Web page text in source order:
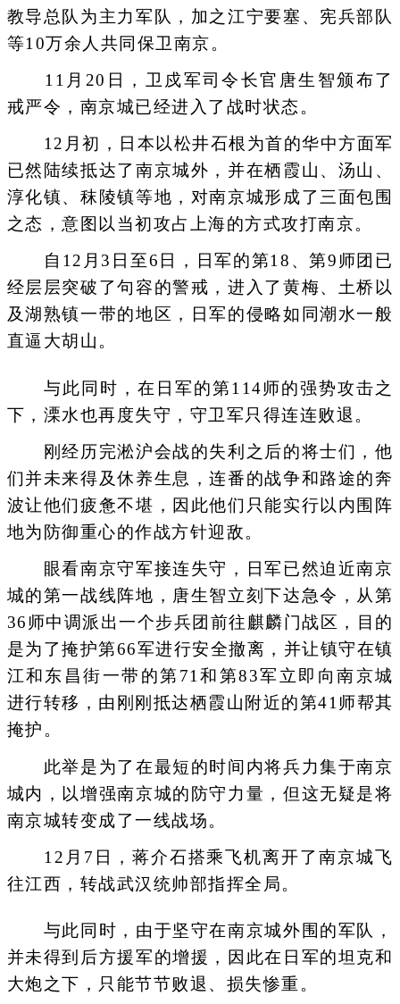
教导总队为主力军队，加之江宁要塞、宪兵部队
等10万余人共同保卫南京。
11月20日，卫戍军司令长官唐生智颁布了
戒严令，南京城已经进入了战时状态。
12月初，日本以松井石根为首的华中方面军
已然陆续抵达了南京城外，并在栖霞山、汤山、
淳化镇、秣陵镇等地，对南京城形成了三面包围
之态，意图以当初攻占上海的方式攻打南京。
自12月3日至6日，日军的第18、第9师团已
经层层突破了句容的警戒，进入了黄梅、土桥以
及湖熟镇一带的地区，日军的侵略如同潮水一般
直逼大胡山。
与此同时，在日军的第114师的强势攻击之
下，溧水也再度失守，守卫军只得连连败退。
刚经历完淞沪会战的失利之后的将士们，他
们并未来得及休养生息，连番的战争和路途的奔
波让他们疲惫不堪，因此他们只能实行以内围阵
地为防御重心的作战方针迎敌。
眼看南京守军接连失守，日军已然迫近南京
城的第一战线阵地，唐生智立刻下达急令，从第
36师中调派出一个步兵团前往麒麟门战区，目的
是为了掩护第66军进行安全撤离，并让镇守在镇
江和东昌街一带的第71和第83军立即向南京城
进行转移，由刚刚抵达栖霞山附近的第41师帮其
掩护。
此举是为了在最短的时间内将兵力集于南京
城内，以增强南京城的防守力量，但这无疑是将
南京城转变成了一线战场。
12月7日，蒋介石搭乘飞机离开了南京城飞
往江西，转战武汉统帅部指挥全局。
与此同时，由于坚守在南京城外围的军队，
并未得到后方援军的增援，因此在日军的坦克和
大炮之下，只能节节败退、损失惨重。